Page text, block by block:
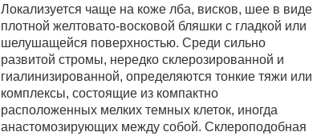
Локализуется чаще на коже лба, висков, шее в виде
плотной желтовато-восковой бляшки с гладкой или
шелушащейся поверхностью. Среди сильно
развитой стромы, нередко склерозированной и
гиалинизированной, определяются тонкие тяжи или
комплексы, состоящие из компактно
расположенных мелких темных клеток, иногда
анастомозирующих между собой. Склероподобная